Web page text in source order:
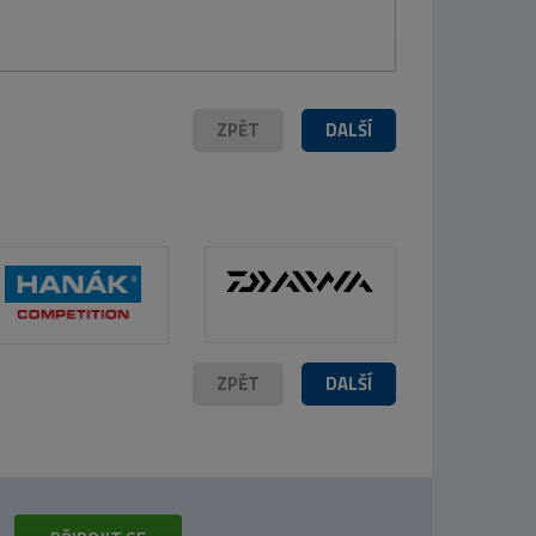
DALŠÍ
ZPĚT
DALŠÍ
ZPĚT